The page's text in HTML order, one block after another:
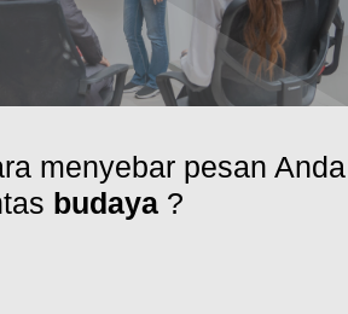
menyebar pesan Anda
budaya?